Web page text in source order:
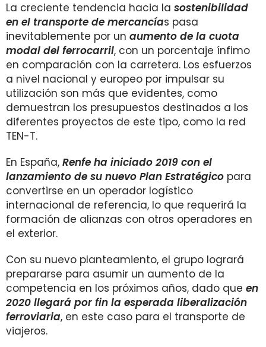
La creciente tendencia hacia la sostenibilidad
en el transporte de mercancías pasa
inevitablemente por un aumento de la cuota
modal del ferrocarril, con un porcentaje ínfimo
en comparación con la carretera. Los esfuerzos
a nivel nacional y europeo por impulsar su
utilización son más que evidentes, como
demuestran los presupuestos destinados a los
diferentes proyectos de este tipo, como la red
TEN-T.
En España, Renfe ha iniciado 2019 con el
lanzamiento de su nuevo Plan Estratégico para
convertirse en un operador logístico
internacional de referencia, lo que requerirá la
formación de alianzas con otros operadores en
el exterior.
Con su nuevo planteamiento, el grupo logrará
prepararse para asumir un aumento de la
competencia en los próximos años, dado que en
2020 llegará por fin la esperada liberalización
ferroviaria, en este caso para el transporte de
viajeros.